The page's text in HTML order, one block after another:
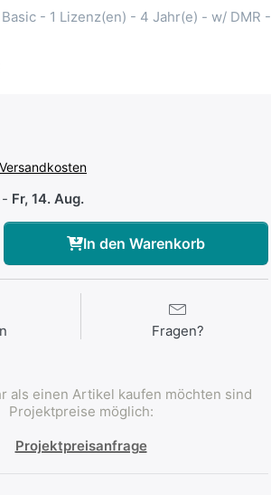
- 1 Lizenz(en) - 4 Jahr(e) - w/ DMR -
Versandkosten
- Fr, 14. Aug.
In den Warenkorb
Fragen?
als einen Artikel kaufen möchten sind
Projektpreise möglich:
Projektpreisanfrage